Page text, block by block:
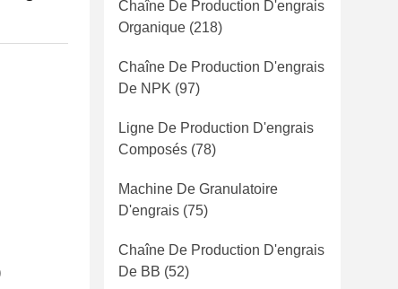
Chaîne De Production D'engrais
Organique (218)
Chaîne De Production D'engrais
De NPK (97)
Ligne De Production D'engrais
Composés (78)
Machine De Granulatoire
D'engrais (75)
Chaîne De Production D'engrais
De BB (52)